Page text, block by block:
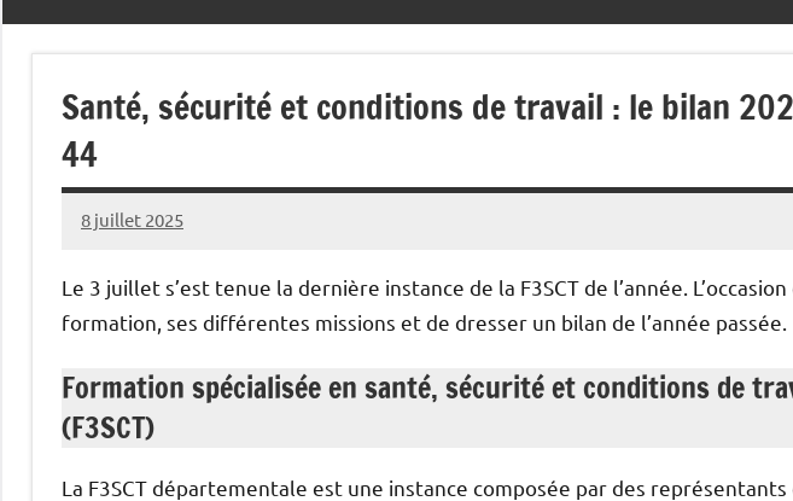
Santé, sécurité et conditions de travail : le bilan
44
8 juillet 2025
Snudifo44
Le 3 juillet s’est tenue la dernière instance de la F3SCT de l’année.
formation, ses différentes missions et de dresser un bilan de l’année passée.
Formation spécialisée en santé, sécurité et conditions de
(F3SCT)
La F3SCT départementale est une instance composée par des